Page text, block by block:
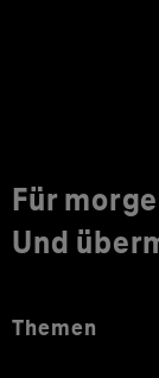
Für
Und
Themen